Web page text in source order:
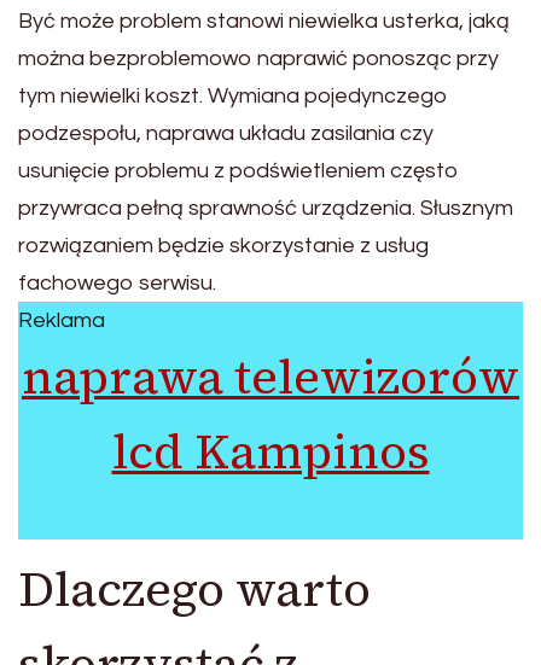
Być może problem stanowi niewielka usterka, jaką
można bezproblemowo naprawić ponosząc przy
tym niewielki koszt. Wymiana pojedynczego
podzespołu, naprawa układu zasilania czy
usunięcie problemu z podświetleniem często
przywraca pełną sprawność urządzenia. Słusznym
rozwiązaniem będzie skorzystanie z usług
fachowego serwisu.
Reklama
naprawa telewizorów
lcd Kampinos
Dlaczego warto